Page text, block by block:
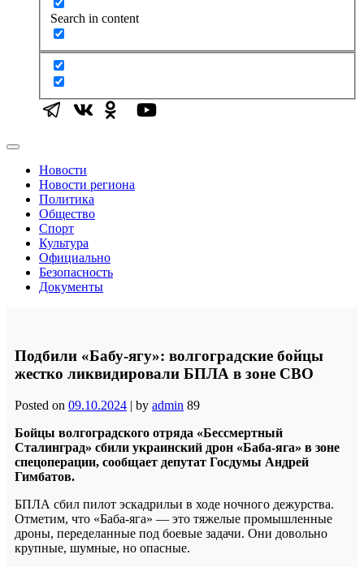
Search in content
Новости
Новости региона
Политика
Общество
Спорт
Культура
Официально
Безопасность
Документы
Подбили «Бабу-ягу»: волгоградские бойцы
жестко ликвидировали БПЛА в зоне СВО
Posted on 09.10.2024 | by admin 89
Бойцы волгоградского отряда «Бессмертный
Сталинград» сбили украинский дрон «Баба-яга» в зоне
спецоперации, сообщает депутат Госдумы Андрей
Гимбатов.
БПЛА сбил пилот эскадрильи в ходе ночного дежурства.
Отметим, что «Баба-яга» — это тяжелые промышленные
дроны, переделанные под боевые задачи. Они довольно
крупные, шумные, но опасные.